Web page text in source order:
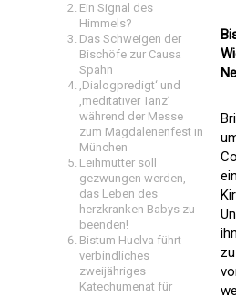
Ein Signal des
Himmels?
Das Schweigen der
Bischöfe zur Causa
Spahn
‚Dialogpredigt‘ und
‚meditativer Tanz’
während der Messe
zum Magdalenenfest in
München
Leihmutter soll
gezwungen werden,
das Leben des
herzkranken Babys zu
beenden!
Bistum Huelva führt
verbindliches
zweijähriges
Katechumenat für